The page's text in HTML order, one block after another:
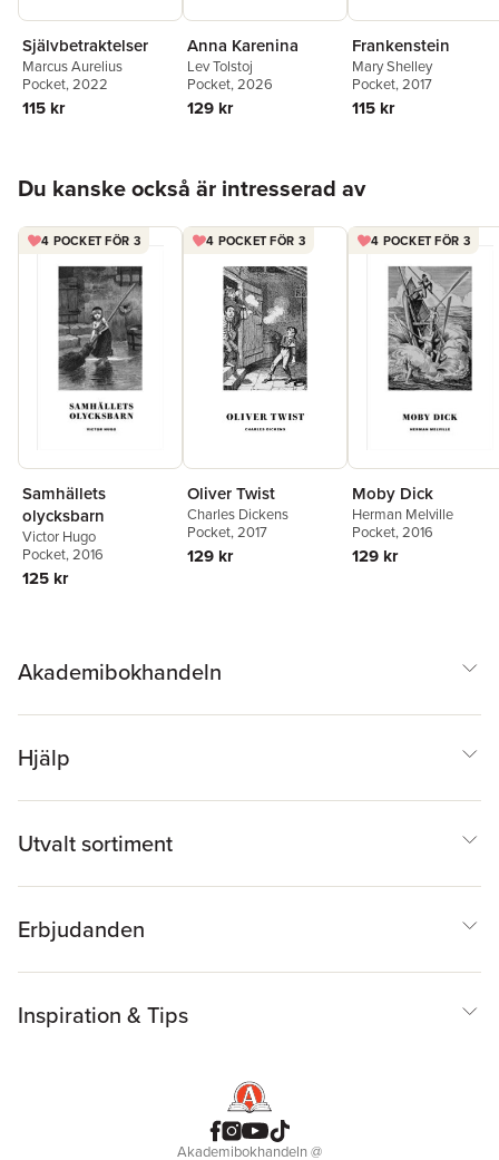
Självbetraktelser
Marcus Aurelius
Pocket, 2022
115 kr
Anna Karenina
Lev Tolstoj
Pocket, 2026
129 kr
Frankenstein
Mary Shelley
Pocket, 2017
115 kr
Du kanske också är intresserad av
4 POCKET FÖR 3
Samhällets
olycksbarn
Victor Hugo
Pocket, 2016
125 kr
4 POCKET FÖR 3
Oliver Twist
Charles Dickens
Pocket, 2017
129 kr
4 POCKET FÖR 3
Moby Dick
Herman Melville
Pocket, 2016
129 kr
Akademibokhandeln
Hjälp
Utvalt sortiment
Erbjudanden
Inspiration & Tips
Akademibokhandeln@